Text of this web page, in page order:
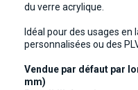
du verre acrylique.
Idéal pour des usages
personnalisées ou des
Vendue par défaut par
mm)